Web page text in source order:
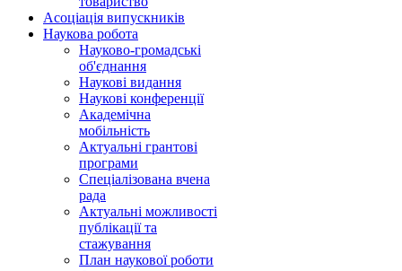
Асоціація випускників
Наукова робота
Науково-громадські
об'єднання
Наукові видання
Наукові конференції
Академічна
мобільність
Актуальні грантові
програми
Спеціалізована вчена
рада
Актуальні можливості
публікації та
стажування
План наукової роботи